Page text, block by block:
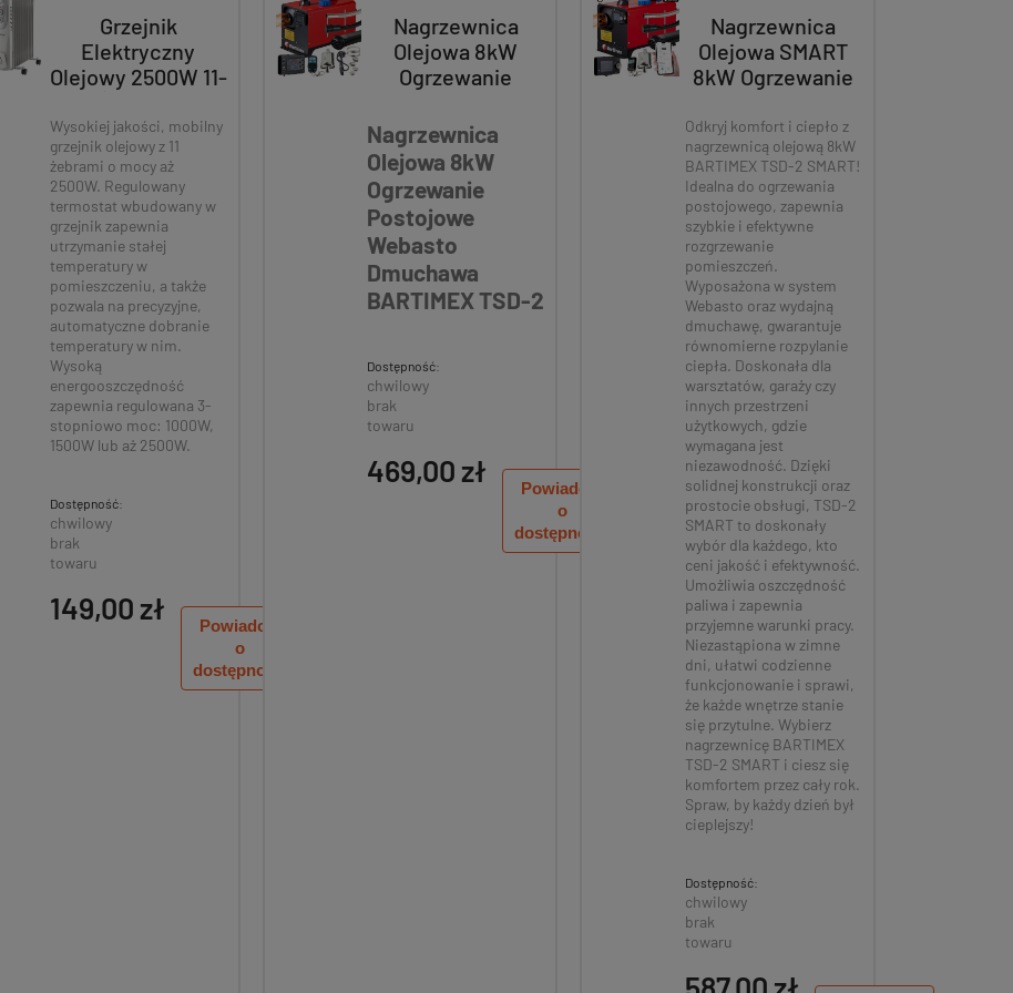
Łańcuch Tnący 15cm (6") Do
Pilarek Akumulatorowych
Bartimex
14,99 zł
Poduszka Do PODWÓJNEGO
Fotela Wiszącego/Bujaka - Szara
XXL PODWÓJNA
59 ocen
129,00 zł
Fotel Wiszący Kokon
Santorini - Brąz,
Grzejnik
Elektryczny
Olejowy 2500W 11-
Energooszczędny
Wysokiej jakości, mobilny
grzejnik olejowy z 11
żebrami o mocy aż
2500W. Regulowany
termostat wbudowany w
grzejnik zapewnia
utrzymanie stałej
temperatury w
pomieszczeniu, a także
pozwala na precyzyjne,
automatyczne dobranie
temperatury w nim.
Wysoką
energooszczędność
zapewnia regulowana 3-
stopniowo moc: 1000W,
1500W lub aż 2500W.
Dostępność:
chwilowy
brak
towaru
149,00 zł
Powiadom
o
dostępności
Nagrzewnica
Olejowa 8kW
Ogrzewanie
Webasto
Dmuchawa
BARTIMEX TSD-2
Nagrzewnica
Olejowa 8kW
Ogrzewanie
Postojowe
Webasto
Dmuchawa
BARTIMEX TSD-2
Dostępność:
chwilowy
brak
towaru
469,00 zł
Powiadom
o
dostępności
Nagrzewnica
Olejowa SMART
8kW Ogrzewanie
Webasto
Bluetooth API
Dmuchawa
BARTIMEX TSD-2
SMART
Odkryj komfort i ciepło z
nagrzewnicą olejową 8kW
BARTIMEX TSD-2 SMART!
Idealna do ogrzewania
postojowego, zapewnia
szybkie i efektywne
rozgrzewanie
pomieszczeń.
Wyposażona w system
Webasto oraz wydajną
dmuchawę, gwarantuje
równomierne rozpylanie
ciepła. Doskonała dla
warsztatów, garaży czy
innych przestrzeni
użytkowych, gdzie
wymagana jest
niezawodność. Dzięki
solidnej konstrukcji oraz
prostocie obsługi, TSD-2
SMART to doskonały
wybór dla każdego, kto
ceni jakość i efektywność.
Umożliwia oszczędność
paliwa i zapewnia
przyjemne warunki pracy.
Niezastąpiona w zimne
dni, ułatwi codzienne
funkcjonowanie i sprawi,
że każde wnętrze stanie
się przytulne. Wybierz
nagrzewnicę BARTIMEX
TSD-2 SMART i ciesz się
komfortem przez cały rok.
Spraw, by każdy dzień był
cieplejszy!
Dostępność:
chwilowy
brak
towaru